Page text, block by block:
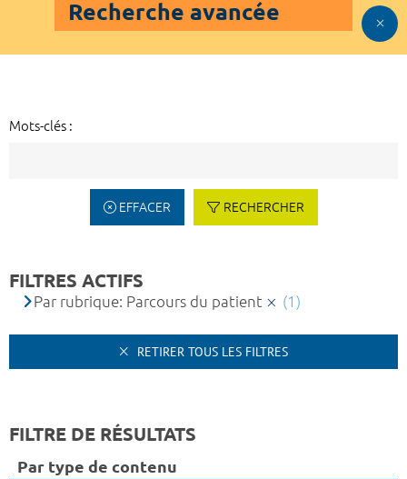
Recherche avancée
Mots-clés :
EFFACER RECHERCHER
FILTRES ACTIFS
Par rubrique: Parcours du patient (1)
RETIRER TOUS LES FILTRES
FILTRE DE RÉSULTATS
Par type de contenu